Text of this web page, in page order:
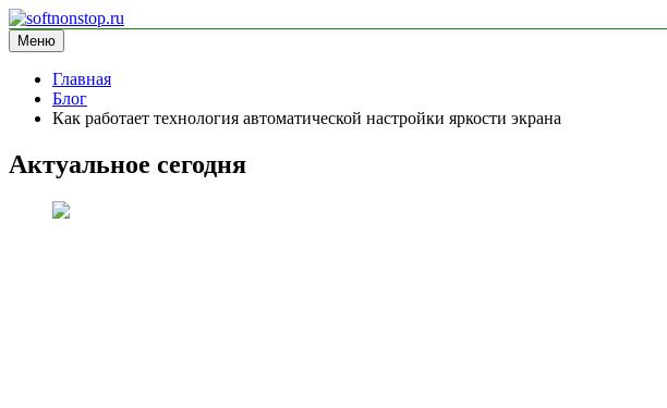
Перейти
к
содержимому
softnonstop.ru
информационный сайт
Меню
Главная
Блог
Как работает технология автоматической настройки яркости экрана
Актуальное сегодня